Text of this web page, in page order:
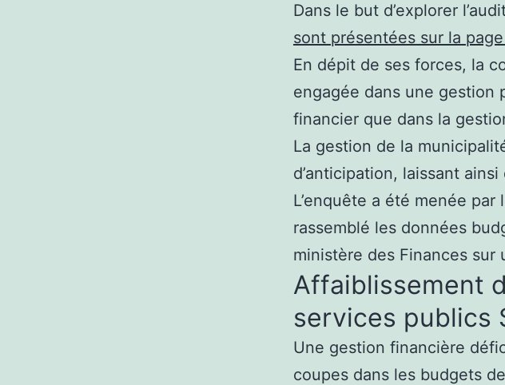
Dans le but d’explorer
sont présentées sur la
En dépit de ses forces, la
engagée dans une gestion
financier que dans la
La gestion de la
d’anticipation, laissant
L’enquête a été menée
rassemblé les données
ministère des Finances sur
Affaiblissement
services publics
Une gestion financière
coupes dans les budgets